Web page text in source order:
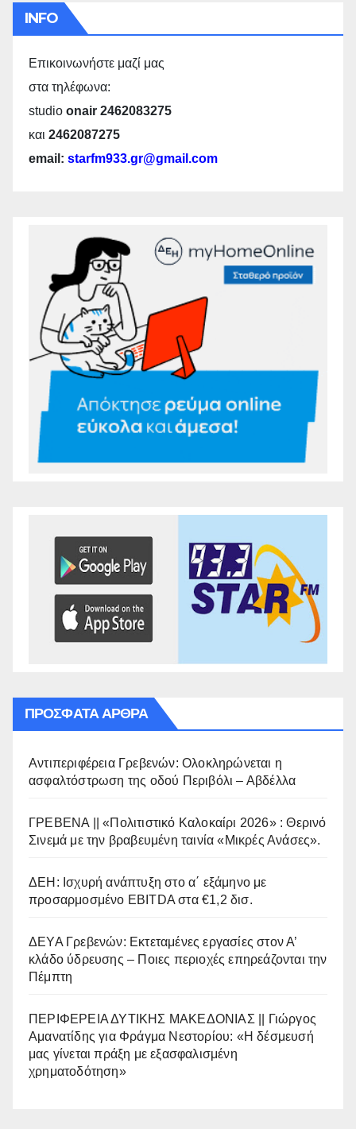
INFO
Επικοινωνήστε μαζί μας
στα τηλέφωνα:
studio onair 2462083275
και 2462087275
email: starfm933.gr@gmail.com
ΠΡΌΣΦΑΤΑ ΆΡΘΡΑ
Αντιπεριφέρεια Γρεβενών: Ολοκληρώνεται η
ασφαλτόστρωση της οδού Περιβόλι – Αβδέλλα
ΓΡΕΒΕΝΑ || «Πολιτιστικό Καλοκαίρι 2026» : Θερινό
Σινεμά με την βραβευμένη ταινία «Μικρές Ανάσες».
ΔΕΗ: Ισχυρή ανάπτυξη στο α΄ εξάμηνο με
προσαρμοσμένο EBITDA στα €1,2 δισ.
ΔΕΥΑ Γρεβενών: Εκτεταμένες εργασίες στον Α’
κλάδο ύδρευσης – Ποιες περιοχές επηρεάζονται την
Πέμπτη
ΠΕΡΙΦΕΡΕΙΑ ΔΥΤΙΚΗΣ ΜΑΚΕΔΟΝΙΑΣ || Γιώργος
Αμανατίδης για Φράγμα Νεστορίου: «Η δέσμευσή
μας γίνεται πράξη με εξασφαλισμένη
χρηματοδότηση»